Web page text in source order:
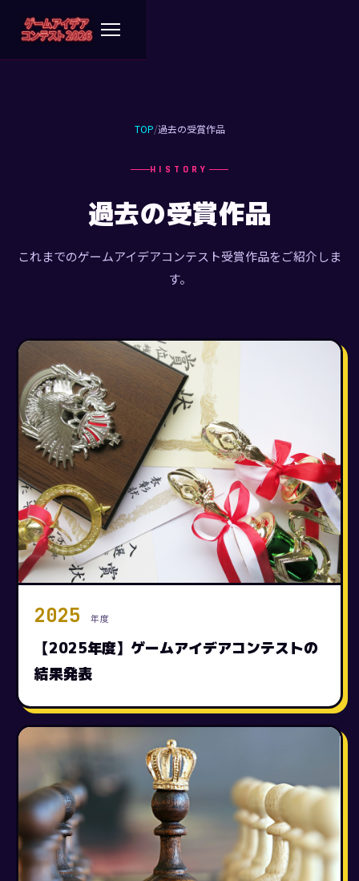
TOP/過去の受賞作品
HISTORY
過去の受賞作品
これまでのゲームアイデアコンテスト受賞作品をご紹介しま
す。
2025 年度
【2025年度】ゲームアイデアコンテストの
結果発表